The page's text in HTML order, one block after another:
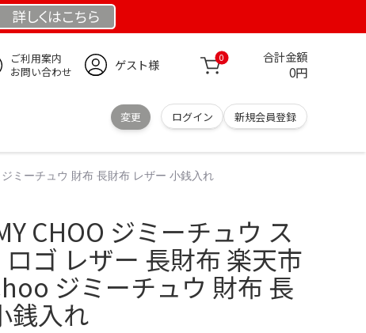
詳しくはこちら
ご利用案内
お問い合わせ
ゲスト様 0 合計金額
0円
変更 ログイン 新規会員登録
ミーチュウ 財布 長財布 レザー 小銭入れ
CHOO ジミーチュウ ス
ゴ レザー 長財布 楽天市
ジミーチュウ 財布 長
銭入れ